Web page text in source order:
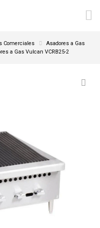
Comerciales
Asadores a Gas
a Gas Vulcan VCRB25-2